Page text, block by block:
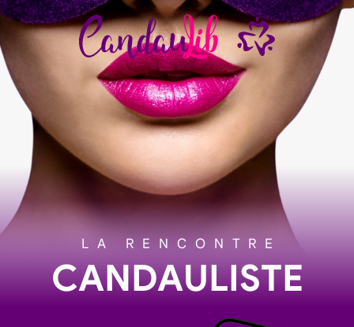
LA RENCONTRE
CANDAULISTE